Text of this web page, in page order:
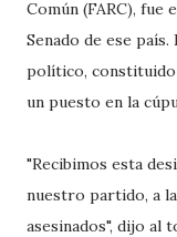
Común (FARC), fue
Senado de ese
político, constituido
un puesto en la
"Recibimos esta
nuestro partido, a
asesinados", dijo al